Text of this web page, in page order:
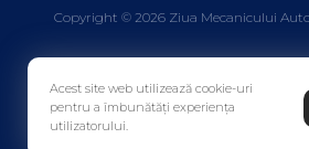
Copyright © 2026 Ziua Mecanicului
Acest site web utilizează cookie-uri
pentru a îmbunătăți experiența
utilizatorului.